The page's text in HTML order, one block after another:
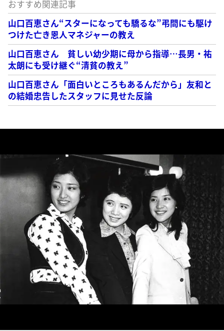
おすすめ関連記事
山口百恵さん“スターになっても驕るな”弔問にも駆け
つけた亡き恩人マネジャーの教え
山口百恵さん 貧しい幼少期に母から指導…長男・祐
太朗にも受け継ぐ“清貧の教え”
山口百恵さん「面白いところもあるんだから」友和と
の結婚忠告したスタッフに見せた反論